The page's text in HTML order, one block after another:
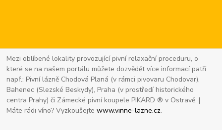
Mezi oblíbené lokality provozující pivní relaxační proceduru, o
které se na našem portálu můžete dozvědět více informací patří
např.: Pivní lázně Chodová Planá (v rámci pivovaru Chodovar),
Bahenec (Slezské Beskydy), Praha (v prostředí historického
centra Prahy) či Zámecké pivní koupele PIKARD ® v Ostravě. |
Máte rádi víno? Vyzkoušejtewww.vinne-lazne.cz.